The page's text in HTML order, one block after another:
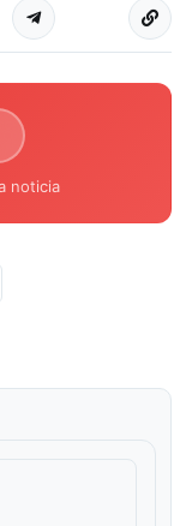
noticia